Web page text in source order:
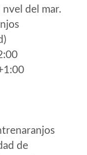
del mar.
de